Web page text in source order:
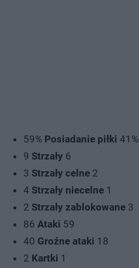
59% Posiadanie piłki 41%
9 Strzały 6
3 Strzały celne 2
4 Strzały niecelne 1
2 Strzały zablokowane 3
86 Ataki 59
40 Groźne ataki 18
2 Kartki 1